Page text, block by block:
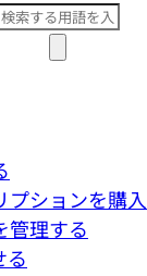
プションを購
管理する
る